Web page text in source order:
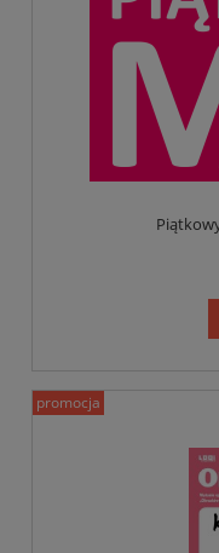
promocja